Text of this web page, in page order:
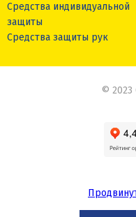
Средства индивидуальной
защиты
Средства защиты рук
© 2023